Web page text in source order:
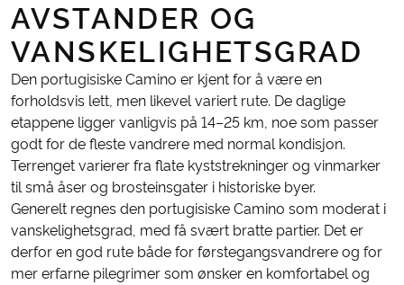
AVSTANDER OG
VANSKELIGHETSGRAD
Den portugisiske Camino er kjent for å være en
forholdsvis lett, men likevel variert rute. De daglige
etappene ligger vanligvis på 14–25 km, noe som passer
godt for de fleste vandrere med normal kondisjon.
Terrenget varierer fra flate kyststrekninger og vinmarker
til små åser og brosteinsgater i historiske byer.
Generelt regnes den portugisiske Camino som moderat i
vanskelighetsgrad, med få svært bratte partier. Det er
derfor en god rute både for førstegangsvandrere og for
mer erfarne pilegrimer som ønsker en komfortabel og